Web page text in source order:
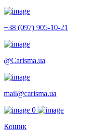
+38 (097) 905-10-21
@Carisma.ua
mail@carisma.ua
0
Кошик